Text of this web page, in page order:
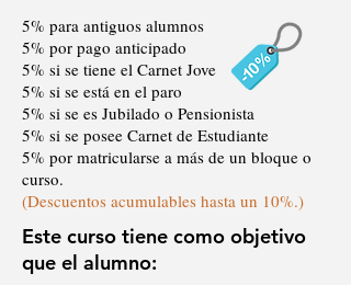
5% para antiguos alumnos
5% por pago anticipado
5% si se tiene el Carnet Jove
5% si se está en el paro
5% si se es Jubilado o Pensionista
5% si se posee Carnet de Estudiante
5% por matricularse a más de un bloque o
curso.
(Descuentos acumulables hasta un 10%.)
Este curso tiene como objetivo
que el alumno: